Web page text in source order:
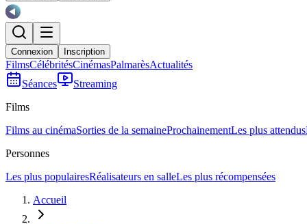
Connexion Inscription
FilmsCélébritésCinémasPalmarèsActualités
Séances
Streaming
Films
Films au cinémaSorties de la semaineProchainementLes plus attendus
Personnes
Les plus populairesRéalisateurs en salleLes plus récompensées
Accueil